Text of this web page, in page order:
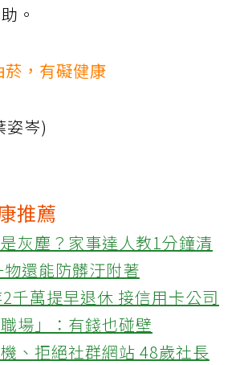
。
，有礙健康
姿岑)
推薦
灰塵？家事達人教1分鐘清
還能防髒汙附著
千萬提早退休 接信用卡公司
場」：有錢也碰壁
、拒絕社群網站 48歲社長